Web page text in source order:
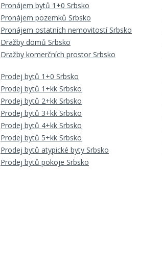
Pronájem bytů 1+0 Srbsko
Pronájem pozemků Srbsko
Pronájem ostatních nemovitostí Srbsko
Dražby domů Srbsko
Dražby komerčních prostor Srbsko
Prodej bytů 1+0 Srbsko
Prodej bytů 1+kk Srbsko
Prodej bytů 2+kk Srbsko
Prodej bytů 3+kk Srbsko
Prodej bytů 4+kk Srbsko
Prodej bytů 5+kk Srbsko
Prodej bytů atypické byty Srbsko
Prodej bytů pokoje Srbsko